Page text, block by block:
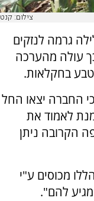
צילום: קנט
גרמה לנזקים
עולה מהערכה
טבע בחקלאות.
החברה יצאו החל
לאמוד את
הקרובה ניתן
מכוסים ע"י
להם".